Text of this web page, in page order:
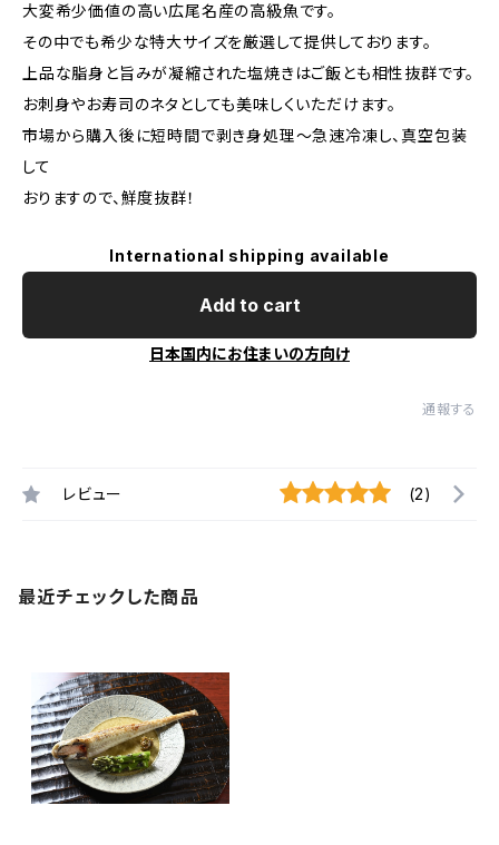
大変希少価値の高い広尾名産の高級魚です。
その中でも希少な特大サイズを厳選して提供しております。
上品な脂身と旨みが凝縮された塩焼きはご飯とも相性抜群です。
お刺身やお寿司のネタとしても美味しくいただけます。
市場から購入後に短時間で剥き身処理～急速冷凍し、真空包装
して
おりますので、鮮度抜群！
International shipping available
Add to cart
日本国内にお住まいの方向け
通報する
レビュー (2)
最近チェックした商品